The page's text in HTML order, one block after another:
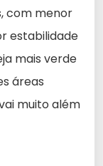
com menor
estabilidade
mais verde
áreas
muito além